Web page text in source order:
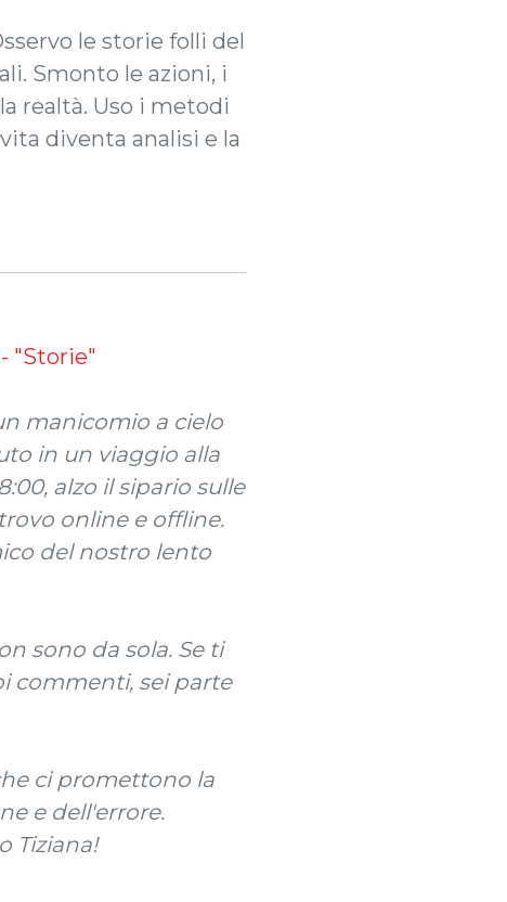
le storie folli del
Smonto le azioni, i
realtà. Uso i metodi
diventa analisi e la
"Storie"
manicomio a cielo
in un viaggio alla
alzo il sipario sulle
online e offline.
del nostro lento
sono da sola. Se ti
commenti, sei parte
ci promettono la
e dell'errore.
Tiziana!